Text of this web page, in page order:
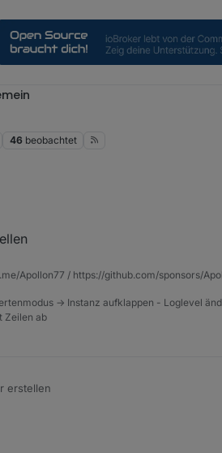
46 beobachtet
Nase.da ich den js-controller
Apollon77 / https://github.com/sponsors/
-> Instanz aufklappen - Loglevel
Zeilen ab
erstellen